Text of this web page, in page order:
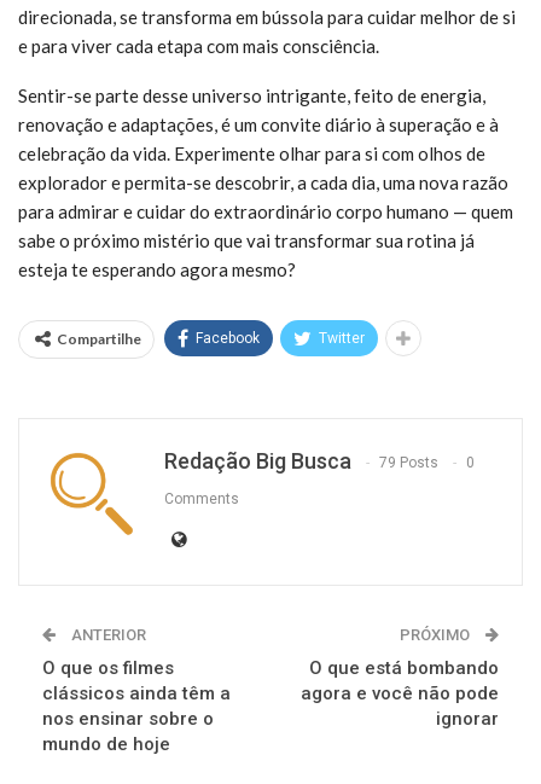
direcionada, se transforma em bússola para cuidar melhor de si
e para viver cada etapa com mais consciência.
Sentir-se parte desse universo intrigante, feito de energia,
renovação e adaptações, é um convite diário à superação e à
celebração da vida. Experimente olhar para si com olhos de
explorador e permita-se descobrir, a cada dia, uma nova razão
para admirar e cuidar do extraordinário corpo humano — quem
sabe o próximo mistério que vai transformar sua rotina já
esteja te esperando agora mesmo?
Compartilhe Facebook Twitter
Redação Big Busca 79 Posts 0
Comments
ANTERIOR
O que os filmes
clássicos ainda têm a
nos ensinar sobre o
mundo de hoje
PRÓXIMO
O que está bombando
agora e você não pode
ignorar